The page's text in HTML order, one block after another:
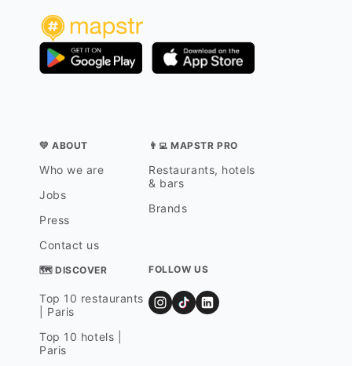
💛 ABOUT
Who we are
Jobs
Press
Contact us
👨‍💻 MAPSTR PRO
Restaurants, hotels
& bars
Brands
🗺 DISCOVER
Top 10 restaurants
| Paris
Top 10 hotels |
Paris
FOLLOW US